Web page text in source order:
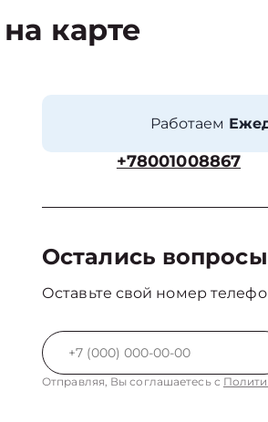
карте
Работаем
+78001008867
Остались
Оставьте свой номер
Отправляя, Вы соглашаетесь с